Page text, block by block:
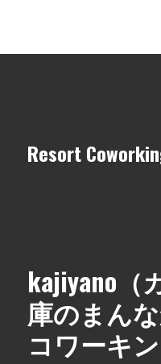
Resort
kajiyano（
庫のまん
コワーキ